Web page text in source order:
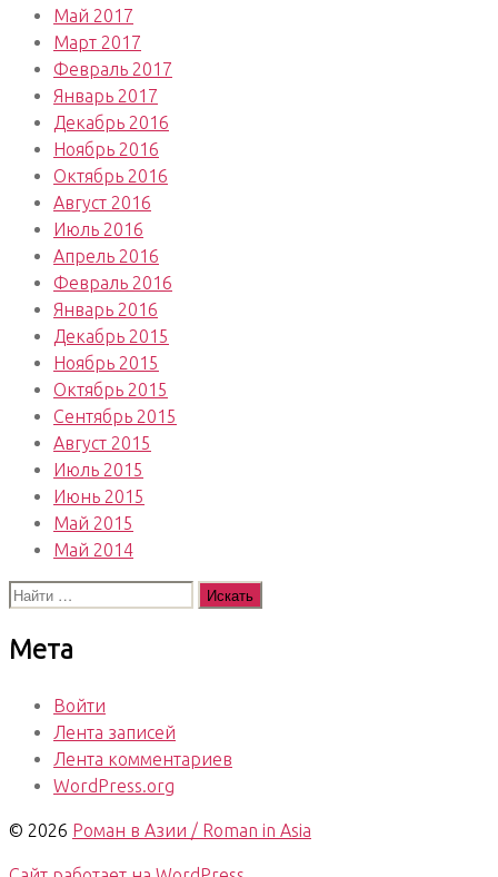
Май 2017
Март 2017
Февраль 2017
Январь 2017
Декабрь 2016
Ноябрь 2016
Октябрь 2016
Август 2016
Июль 2016
Апрель 2016
Февраль 2016
Январь 2016
Декабрь 2015
Ноябрь 2015
Октябрь 2015
Сентябрь 2015
Август 2015
Июль 2015
Июнь 2015
Май 2015
Май 2014
Поиск:
Мета
Войти
Лента записей
Лента комментариев
WordPress.org
© 2026 Роман в Азии / Roman in Asia